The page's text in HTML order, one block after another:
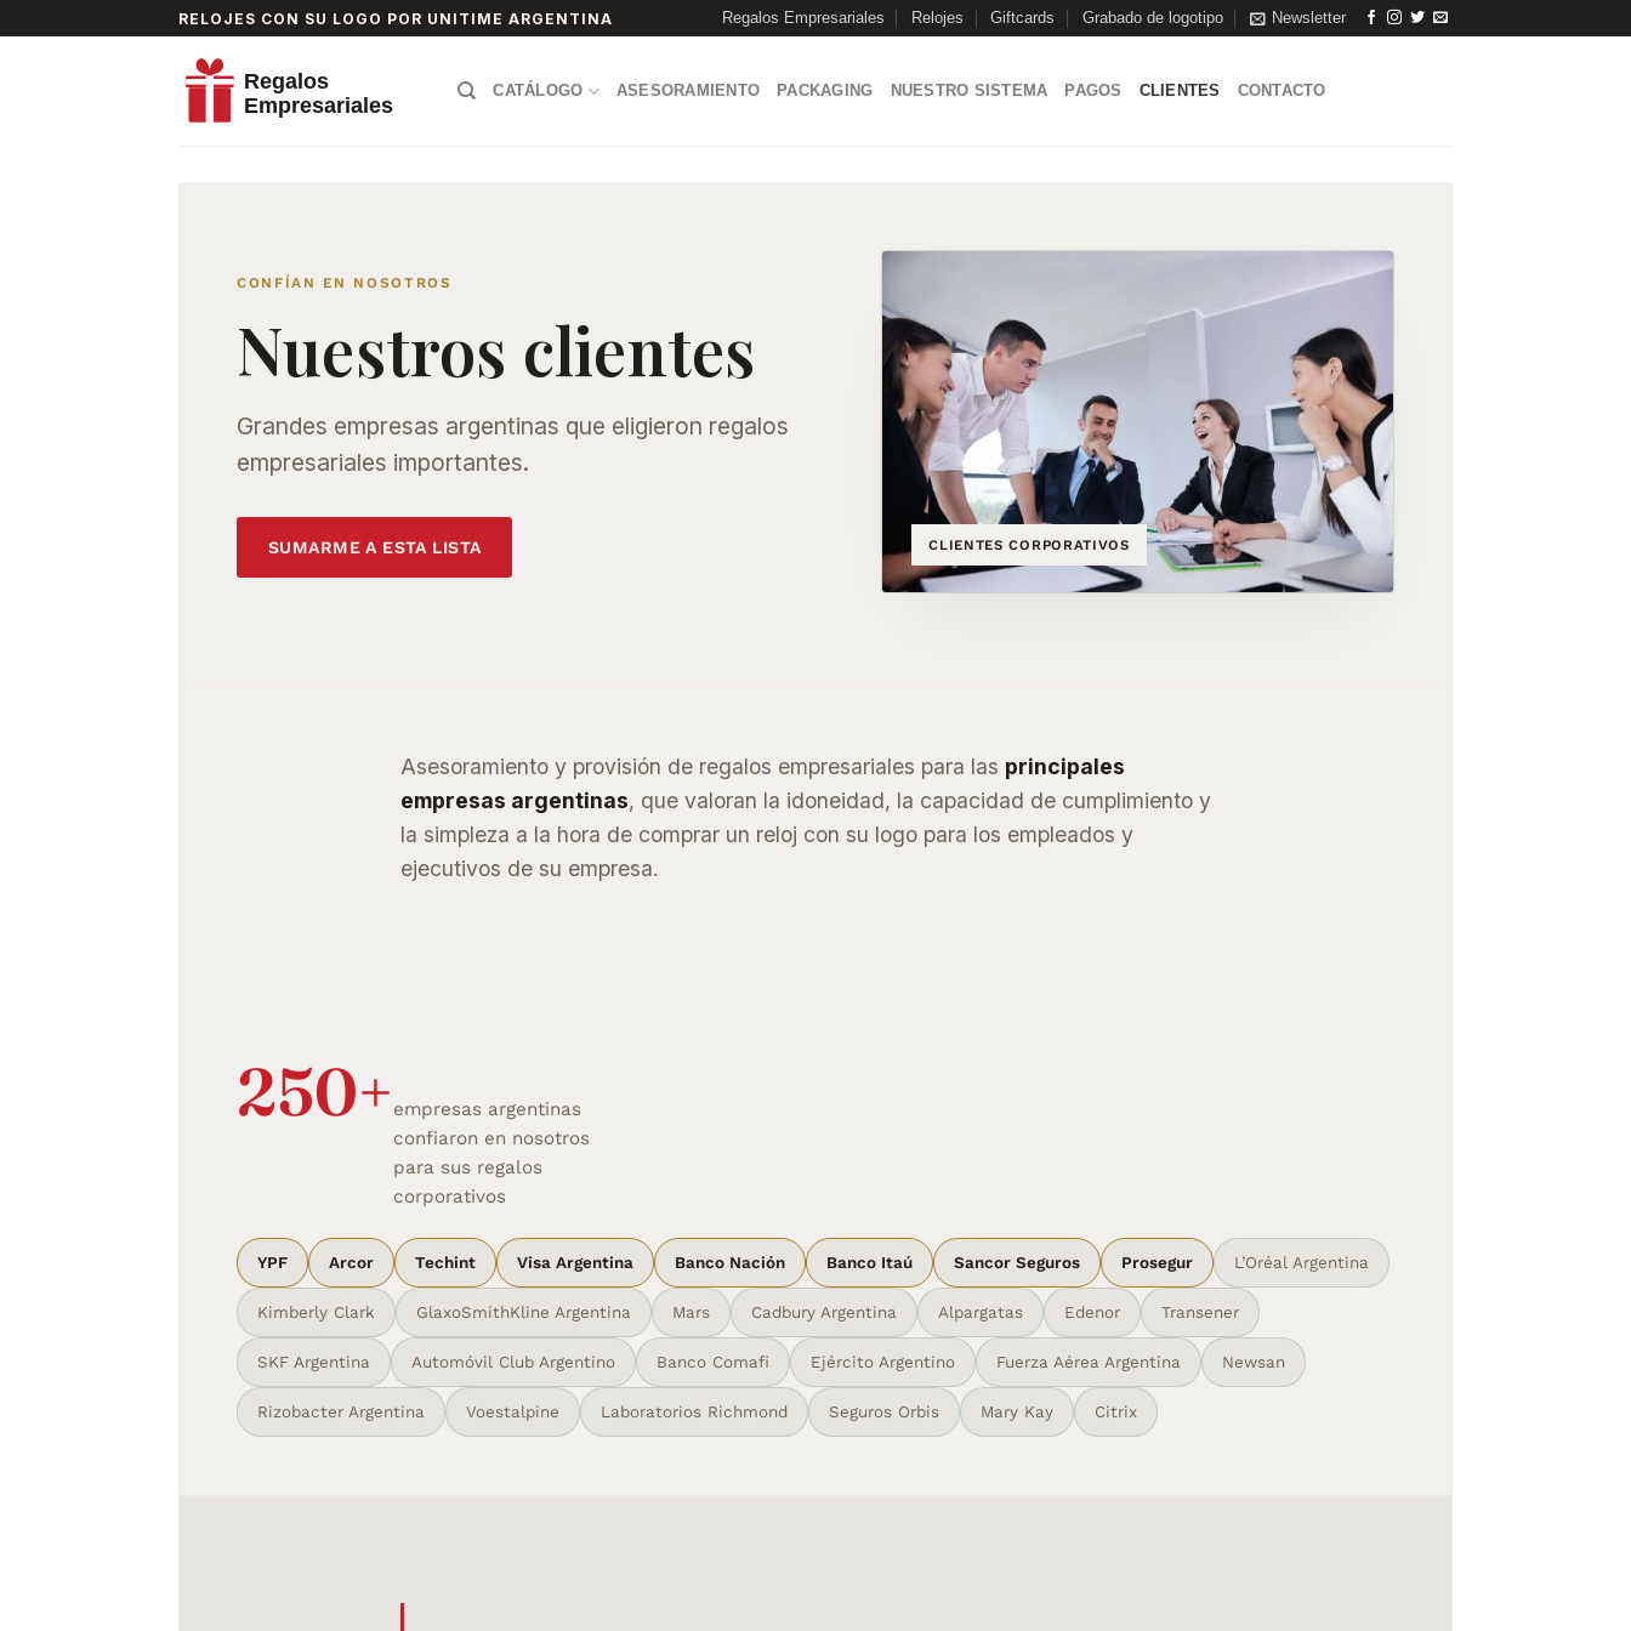
to
RELOJES CON SU LOGO POR UNITIME ARGENTINA Regalos Empresariales Relojes Giftcards Grabado de logotipo Newsletter
CATÁLOGO ASESORAMIENTO PACKAGING NUESTRO SISTEMA PAGOS CLIENTES CONTACTO
CONFÍAN EN NOSOTROS
Nuestros clientes
Grandes empresas argentinas que eligieron regalos
empresariales importantes.
SUMARME A ESTA LISTA CLIENTES CORPORATIVOS
Asesoramiento y provisión de regalos empresariales para las principales
empresas argentinas, que valoran la idoneidad, la capacidad de cumplimiento y
la simpleza a la hora de comprar un reloj con su logo para los empleados y
ejecutivos de su empresa.
250+ empresas argentinas
confiaron en nosotros
para sus regalos
corporativos
YPF Arcor Techint Visa Argentina Banco Nación Banco Itaú Sancor Seguros Prosegur L’Oréal Argentina
Kimberly Clark GlaxoSmithKline Argentina Mars Cadbury Argentina Alpargatas Edenor Transener
SKF Argentina Automóvil Club Argentino Banco Comafi Ejército Argentino Fuerza Aérea Argentina Newsan
Rizobacter Argentina Voestalpine Laboratorios Richmond Seguros Orbis Mary Kay Citrix